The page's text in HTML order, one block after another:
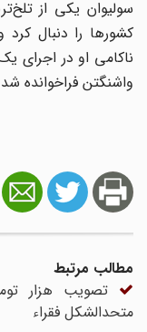
سولیوان یکی از
کشورها را دنبال کرد
ناکامی او در اجرای
واشنگتن فراخوانده شد.
مطالب مرتبط
تصویب هزار
متحدالشکل فقراء